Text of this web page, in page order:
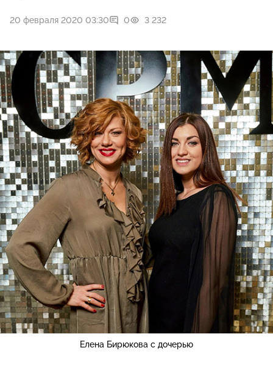
20 февраля 2020 03:30 0 3 232
Елена Бирюкова с дочерью